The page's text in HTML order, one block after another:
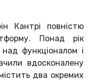
Кантрі повністю
Понад рік
функціоналом і
вдосконалену
два окремих